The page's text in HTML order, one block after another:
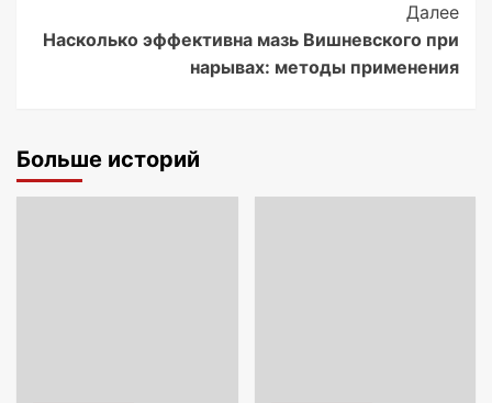
Далее
Насколько эффективна мазь Вишневского при
нарывах: методы применения
Больше историй